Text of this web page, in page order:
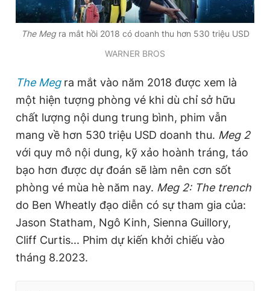
The Meg ra mắt hồi 2018 có doanh thu hơn 530 triệu USD
WARNER BROS
The Meg ra mắt vào năm 2018 được xem là
một hiện tượng phòng vé khi dù chỉ sở hữu
chất lượng nội dung trung bình, phim vẫn
mang về hơn 530 triệu USD doanh thu. Meg 2
với quy mô nội dung, kỹ xảo hoành tráng, táo
bạo hơn được dự đoán sẽ làm nên cơn sốt
phòng vé mùa hè năm nay. Meg 2: The trench
do Ben Wheatly đạo diễn có sự tham gia của:
Jason Statham, Ngô Kinh, Sienna Guillory,
Cliff Curtis... Phim dự kiến khởi chiếu vào
tháng 8.2023.